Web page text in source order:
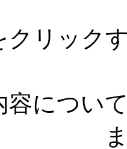
クリック
容につい